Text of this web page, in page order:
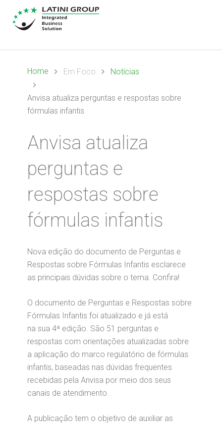
Home Em Foco Notícias
Anvisa atualiza perguntas e respostas sobre
fórmulas infantis
Anvisa atualiza
perguntas e
respostas sobre
fórmulas infantis
Nova edição do documento de Perguntas e
Respostas sobre Fórmulas Infantis esclarece
as principais dúvidas sobre o tema. Confira!
O documento de Perguntas e Respostas sobre
Fórmulas Infantis foi atualizado e já está
na sua 4ª edição. São 51 perguntas e
respostas com orientações atualizadas sobre
a aplicação do marco regulatório de fórmulas
infantis, baseadas nas dúvidas frequentes
recebidas pela Anvisa por meio dos seus
canais de atendimento.
A publicação tem o objetivo de auxiliar as